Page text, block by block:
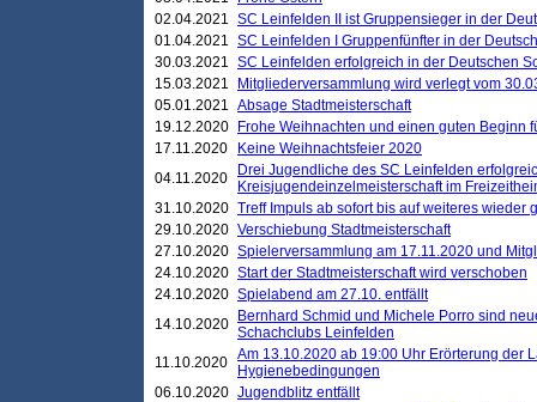
02.04.2021 SC Leinfelden II ist Gruppensieger in der
01.04.2021 SC Leinfelden I Gruppenfünfter in der
30.03.2021 SC Leinfelden erfolgreich in der Deutschen
15.03.2021
Mitgliederversammlung wird verlegt vom
05.01.2021 Absage Stadtmeisterschaft
19.12.2020
Frohe Weihnachten und einen guten Beginn
17.11.2020
Keine Weihnachtsfeier 2020
04.11.2020
Drei Jugendliche des SC Leinfelden
Kreisjugendeinzelmeisterschaft im
31.10.2020 Treff Impuls ab sofort bis auf weiteres wieder
29.10.2020 Verschiebung Stadtmeisterschaft
27.10.2020 Spielerversammlung am 17.11.2020 und
24.10.2020 Start der Stadtmeisterschaft wird verschoben
24.10.2020 Spielabend am 27.10. entfällt
14.10.2020
Bernhard Schmid und Michele Porro sind
Schachclubs Leinfelden
11.10.2020 Am 13.10.2020 ab 19:00 Uhr Erörterung der
Hygienebedingungen
06.10.2020 Jugendblitz entfällt